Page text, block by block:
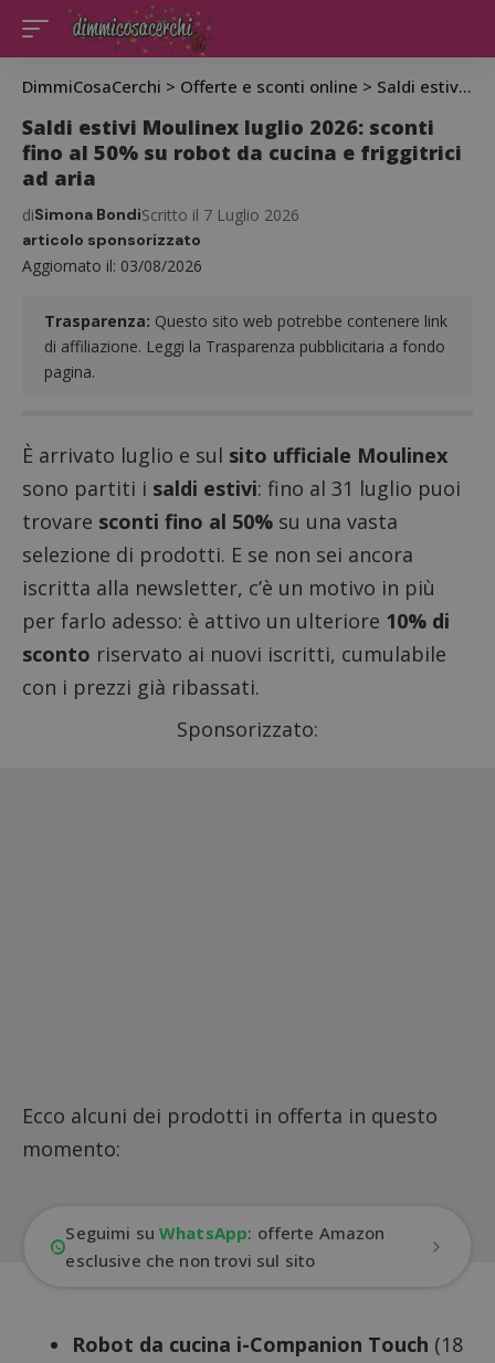
DimmiCosaCerchi > Offerte e sconti online > Saldi estivi Moulinex luglio 2026: sconti fino al 50% su robot da cucina e friggitrici ad aria
Saldi estivi Moulinex luglio 2026: sconti
fino al 50% su robot da cucina e friggitrici
ad aria
Aggiornato il: 03/08/2026
diSimona BondiScritto il 7 Luglio 2026
articolo sponsorizzato
Trasparenza: Questo sito web potrebbe contenere link
di affiliazione. Leggi la Trasparenza pubblicitaria a fondo
pagina.
È arrivato luglio e sul sito ufficiale Moulinex
sono partiti i saldi estivi: fino al 31 luglio puoi
trovare sconti fino al 50% su una vasta
selezione di prodotti. E se non sei ancora
iscritta alla newsletter, c’è un motivo in più
per farlo adesso: è attivo un ulteriore 10% di
sconto riservato ai nuovi iscritti, cumulabile
con i prezzi già ribassati.
Sponsorizzato:
Ecco alcuni dei prodotti in offerta in questo
momento:
Seguimi suWhatsApp: offerte Amazon
esclusive che non trovi sul sito
Robot da cucina i-Companion Touch (18